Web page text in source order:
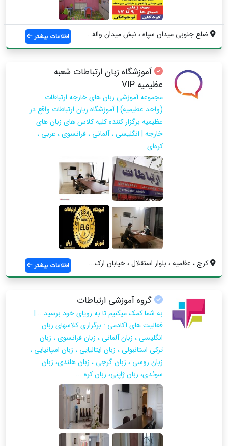
ضلع جنوبی میدان سپاه ، نبش میدان والفجر ... اطلاعات بیشتر
آموزشگاه زبان ارتباطات شعبه
عظیمیه VIP
مجموعه آموزشی زبان های خارجه ارتباطات
(واحد عظیمیه) | آموزشگاه زبان ارتباطات واقع در
عظیمیه برگزار کننده کلیه کلاس های زبان های
خارجه | انگلیسی ، آلمانی ، فرانسوی ، عربی ،
کره‌ای
کرج ، عظمیه ، بلوار استقلال ، خیابان ارک... اطلاعات بیشتر
گروه آموزشی ارتباطات
به شما کمک میکنیم تا به رویای خود برسید... |
فعالیت های آکادمی : برگزاری کلاسهای زبان
انگلیسی ، زبان آلمانی ، زبان فرانسوی ، زبان
ترکی استانبولی ، زبان ایتالیایی ، زبان اسپانیایی ،
زبان روسی ، زبان گرجی ، زبان هلندی، زبان
سوئدی، زبان ژاپنی، زبان کره ...